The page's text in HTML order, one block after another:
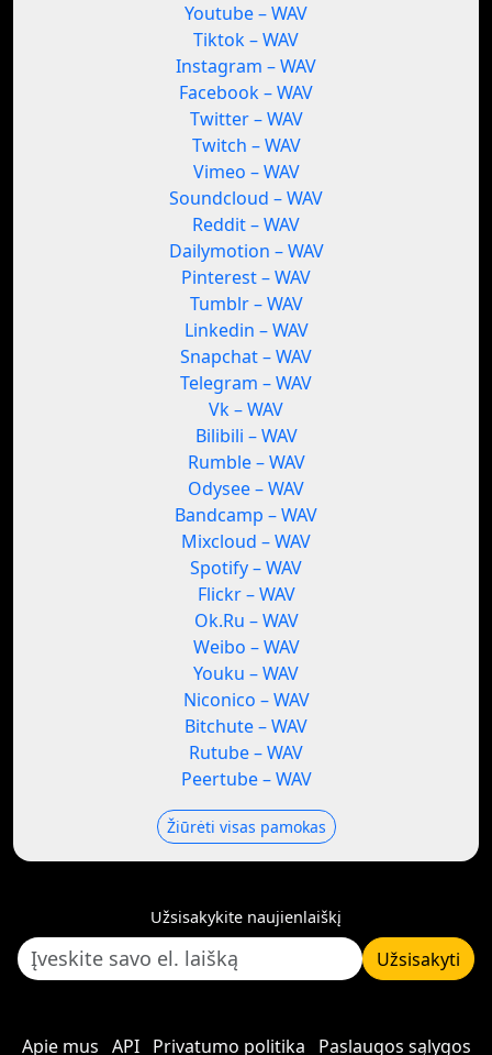
Youtube – WAV
Tiktok – WAV
Instagram – WAV
Facebook – WAV
Twitter – WAV
Twitch – WAV
Vimeo – WAV
Soundcloud – WAV
Reddit – WAV
Dailymotion – WAV
Pinterest – WAV
Tumblr – WAV
Linkedin – WAV
Snapchat – WAV
Telegram – WAV
Vk – WAV
Bilibili – WAV
Rumble – WAV
Odysee – WAV
Bandcamp – WAV
Mixcloud – WAV
Spotify – WAV
Flickr – WAV
Ok.Ru – WAV
Weibo – WAV
Youku – WAV
Niconico – WAV
Bitchute – WAV
Rutube – WAV
Peertube – WAV
Žiūrėti visas pamokas
Užsisakykite naujienlaiškį
Užsisakyti
Apie mus API Privatumo politika Paslaugos sąlygos